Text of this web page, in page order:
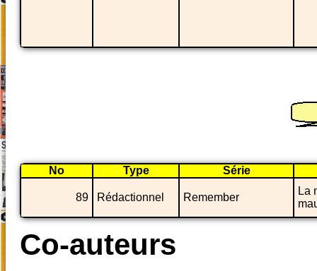
No Type Série
89 Rédactionnel Remember
La
Co-auteurs